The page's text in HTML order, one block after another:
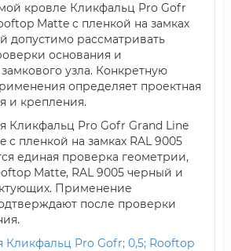
кровле Кликфальц Pro Gofr
Matte с пленкой на замках
допустимо рассматривать
основания и
узла. Конкретную
определяет проектная
и крепления.
Кликфальц Pro Gofr Grand Line
с пленкой на замках RAL 9005
единая проверка геометрии,
Matte, RAL 9005 черный и
Применение
после проверки
Кликфальц Pro Gofr; 0,5; Rooftop